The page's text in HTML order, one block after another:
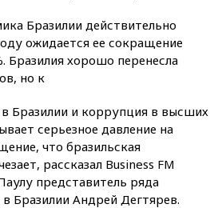
Бразилии действительно
ожидается ее сокращение
Бразилия хорошо перенесла
но к
Бразилии и коррупция в высших
серьезное давление на
что бразильская
рассказал Business FM
представитель ряда
Бразилии Андрей Дегтярев.